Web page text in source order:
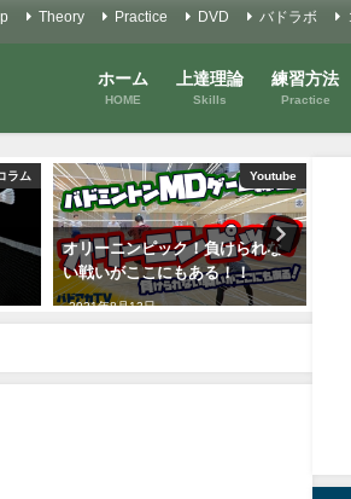
Theory Practice DVD バドラボ
ホーム
HOME
上達理論
Skills
練習方法
Practice
ラム Youtube
オリーニンピック！負けられな
い戦いがここにもある！！
2021年8月13日